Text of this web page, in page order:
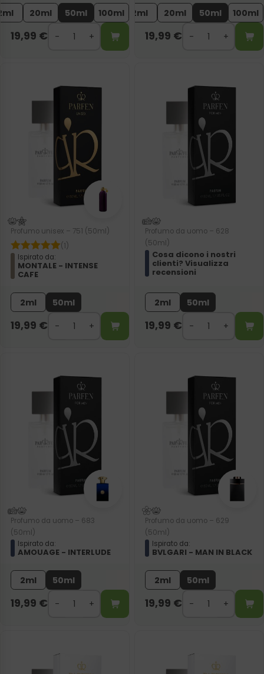
20ml 50ml 100ml
19,99 €
2ml 20ml 50ml 100ml
19,99 €
Profumo unisex – 751 (50ml)
(1)
Ispirato da:
MONTALE - INTENSE
CAFE
2ml 50ml
19,99 €
Profumo da uomo – 628
(50ml)
Cosa dicono i nostri
clienti? Visualizza
recensioni
2ml 50ml
19,99 €
Profumo da uomo – 683
(50ml)
Ispirato da:
AMOUAGE - INTERLUDE
2ml 50ml
19,99 €
Profumo da uomo – 629
(50ml)
Ispirato da:
BVLGARI - MAN IN BLACK
2ml 50ml
19,99 €